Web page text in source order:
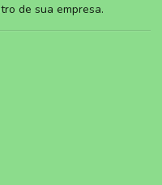
de sua empresa.